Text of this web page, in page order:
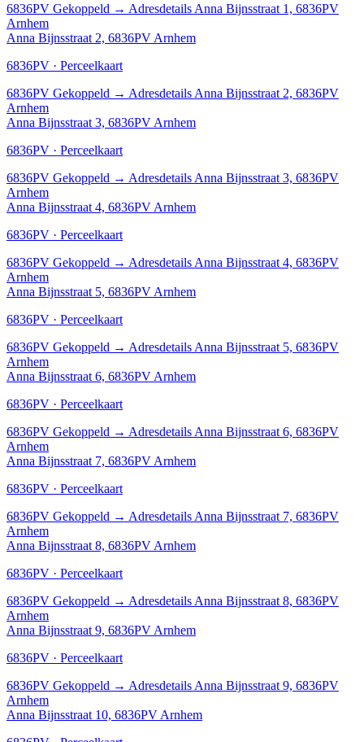
6836PV Gekoppeld → Adresdetails Anna Bijnsstraat 1, 6836PV
Arnhem
Anna Bijnsstraat 2, 6836PV Arnhem
6836PV · Perceelkaart
6836PV Gekoppeld → Adresdetails Anna Bijnsstraat 2, 6836PV
Arnhem
Anna Bijnsstraat 3, 6836PV Arnhem
6836PV · Perceelkaart
6836PV Gekoppeld → Adresdetails Anna Bijnsstraat 3, 6836PV
Arnhem
Anna Bijnsstraat 4, 6836PV Arnhem
6836PV · Perceelkaart
6836PV Gekoppeld → Adresdetails Anna Bijnsstraat 4, 6836PV
Arnhem
Anna Bijnsstraat 5, 6836PV Arnhem
6836PV · Perceelkaart
6836PV Gekoppeld → Adresdetails Anna Bijnsstraat 5, 6836PV
Arnhem
Anna Bijnsstraat 6, 6836PV Arnhem
6836PV · Perceelkaart
6836PV Gekoppeld → Adresdetails Anna Bijnsstraat 6, 6836PV
Arnhem
Anna Bijnsstraat 7, 6836PV Arnhem
6836PV · Perceelkaart
6836PV Gekoppeld → Adresdetails Anna Bijnsstraat 7, 6836PV
Arnhem
Anna Bijnsstraat 8, 6836PV Arnhem
6836PV · Perceelkaart
6836PV Gekoppeld → Adresdetails Anna Bijnsstraat 8, 6836PV
Arnhem
Anna Bijnsstraat 9, 6836PV Arnhem
6836PV · Perceelkaart
6836PV Gekoppeld → Adresdetails Anna Bijnsstraat 9, 6836PV
Arnhem
Anna Bijnsstraat 10, 6836PV Arnhem